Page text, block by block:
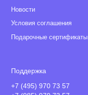
Новости
Условия соглашения
Подарочные сертификаты
Поддержка
+7 (495) 970 73 57